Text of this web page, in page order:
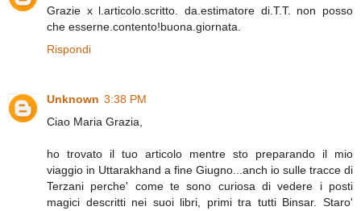
Grazie x l.articolo.scritto. da.estimatore di.T.T. non posso
che esserne.contento!buona.giornata.
Rispondi
Unknown 3:38 PM
Ciao Maria Grazia,
ho trovato il tuo articolo mentre sto preparando il mio
viaggio in Uttarakhand a fine Giugno...anch io sulle tracce di
Terzani perche' come te sono curiosa di vedere i posti
magici descritti nei suoi libri, primi tra tutti Binsar. Staro'